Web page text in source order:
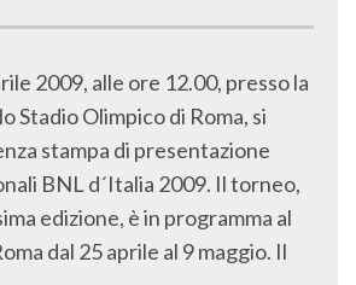
2009, alle ore 12.00, presso la
Stadio Olimpico di Roma, si
stampa di presentazione
BNL d´Italia 2009. Il torneo,
edizione, è in programma al
dal 25 aprile al 9 maggio. Il